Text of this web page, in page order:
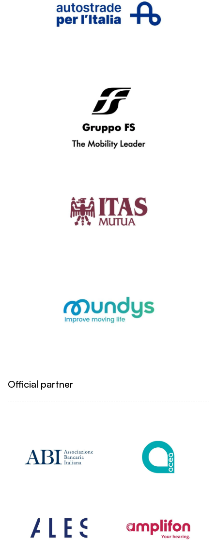
Official partner